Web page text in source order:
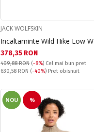
JACK WOLFSKIN
Incaltaminte Wild Hike Low W
Текуща цена:
378,35 RON
409,88 RON (-8%) Cel mai bun pret
Pret obisnuit:
630,58 RON (-40%) Pret obisnuit
NOU %